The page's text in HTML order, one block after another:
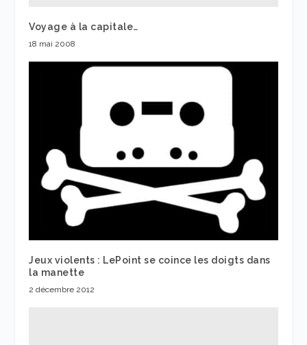
Voyage à la capitale…
18 mai 2008
Jeux violents : LePoint se coince les doigts dans
la manette
2 décembre 2012